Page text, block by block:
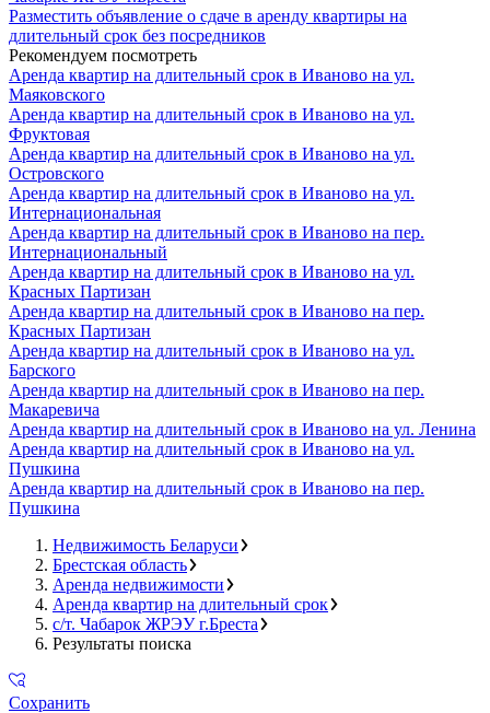
Разместить объявление о сдаче в аренду квартиры на
длительный срок без посредников
Рекомендуем посмотреть
Аренда квартир на длительный срок в Иваново на ул.
Маяковского
Аренда квартир на длительный срок в Иваново на ул.
Фруктовая
Аренда квартир на длительный срок в Иваново на ул.
Островского
Аренда квартир на длительный срок в Иваново на ул.
Интернациональная
Аренда квартир на длительный срок в Иваново на пер.
Интернациональный
Аренда квартир на длительный срок в Иваново на ул.
Красных Партизан
Аренда квартир на длительный срок в Иваново на пер.
Красных Партизан
Аренда квартир на длительный срок в Иваново на ул.
Барского
Аренда квартир на длительный срок в Иваново на пер.
Макаревича
Аренда квартир на длительный срок в Иваново на ул. Ленина
Аренда квартир на длительный срок в Иваново на ул.
Пушкина
Аренда квартир на длительный срок в Иваново на пер.
Пушкина
Недвижимость Беларуси
Брестская область
Аренда недвижимости
Аренда квартир на длительный срок
с/т. Чабарок ЖРЭУ г.Бреста
Результаты поиска
Сохранить